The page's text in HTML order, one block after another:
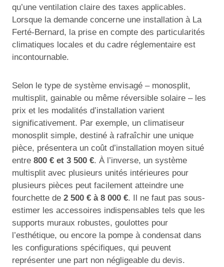
qu’une ventilation claire des taxes applicables.
Lorsque la demande concerne une installation à La
Ferté-Bernard, la prise en compte des particularités
climatiques locales et du cadre réglementaire est
incontournable.
Selon le type de système envisagé – monosplit,
multisplit, gainable ou même réversible solaire – les
prix et les modalités d’installation varient
significativement. Par exemple, un climatiseur
monosplit simple, destiné à rafraîchir une unique
pièce, présentera un coût d’installation moyen situé
entre 800 € et 3 500 €. À l’inverse, un système
multisplit avec plusieurs unités intérieures pour
plusieurs pièces peut facilement atteindre une
fourchette de 2 500 € à 8 000 €. Il ne faut pas sous-
estimer les accessoires indispensables tels que les
supports muraux robustes, goulottes pour
l’esthétique, ou encore la pompe à condensat dans
les configurations spécifiques, qui peuvent
représenter une part non négligeable du devis.